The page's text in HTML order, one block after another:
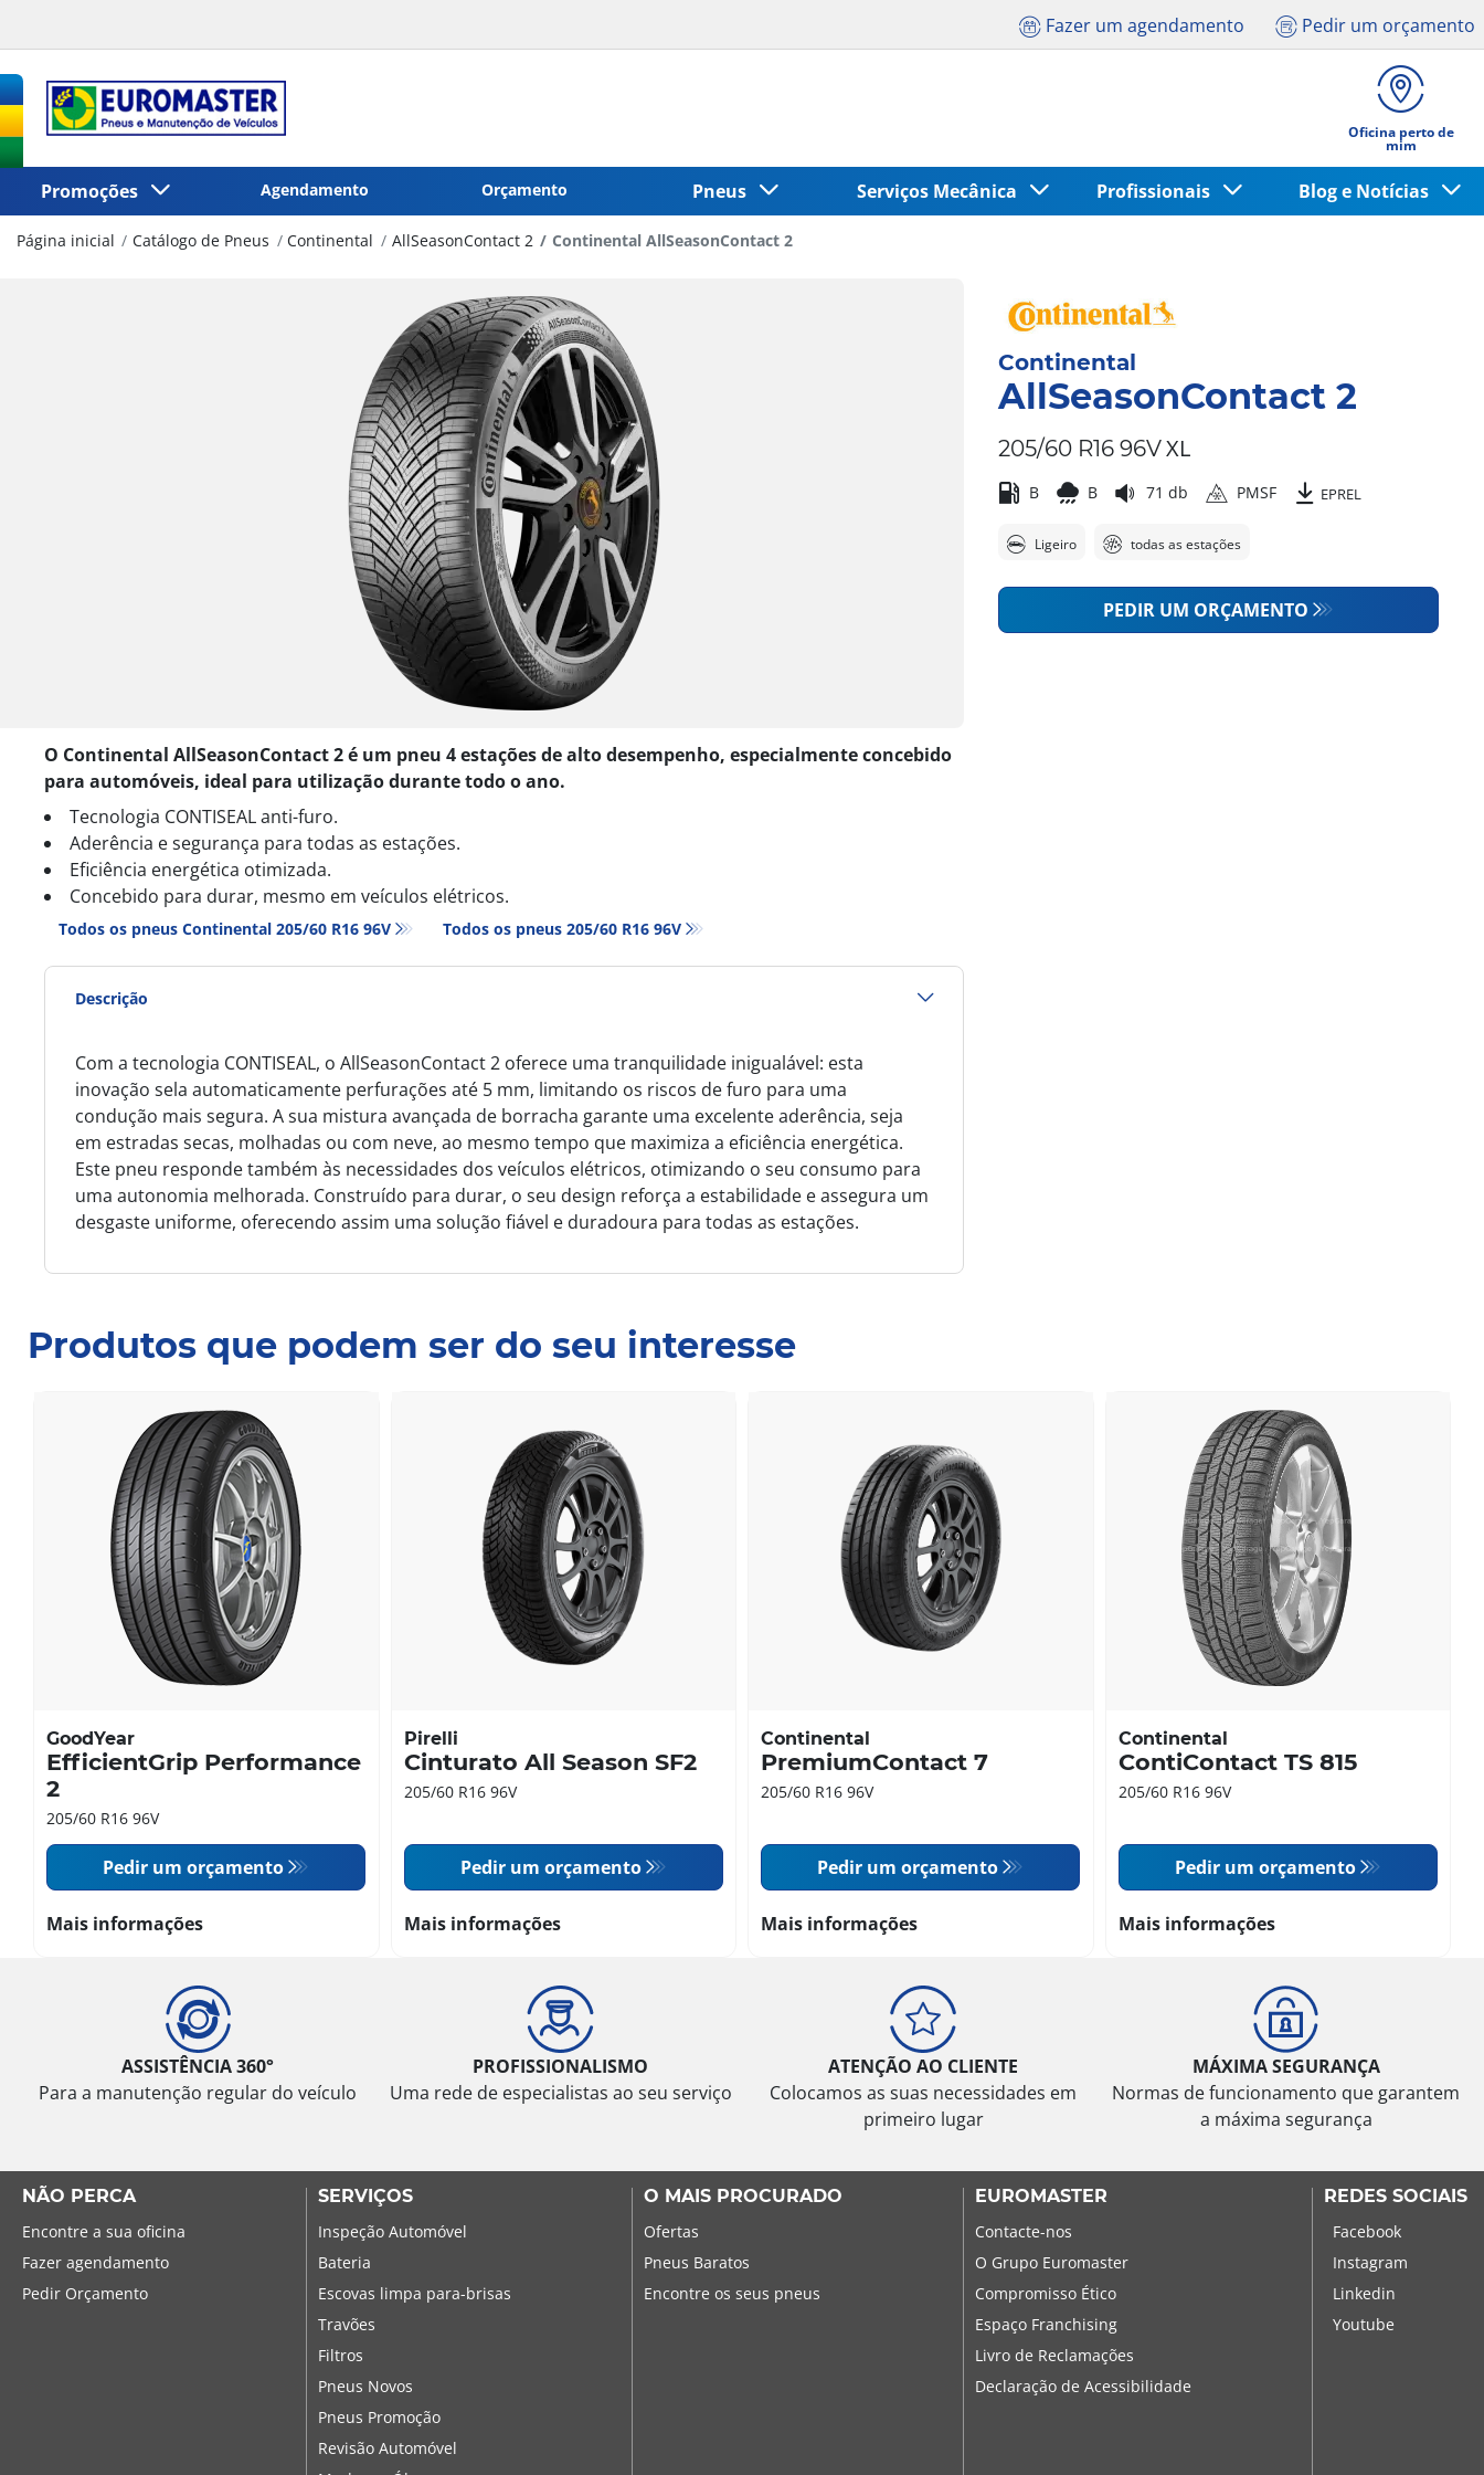
Fazer um agendamento Pedir um orçamento
Oficina perto de
mim
Promoções Agendamento Orçamento Pneus Serviços Mecânica Profissionais Blog e Notícias
Página inicial Catálogo de Pneus Continental AllSeasonContact 2 Continental AllSeasonContact 2
O Continental AllSeasonContact 2 é um pneu 4 estações de alto desempenho, especialmente concebido
para automóveis, ideal para utilização durante todo o ano.
Tecnologia CONTISEAL anti-furo.
Aderência e segurança para todas as estações.
Eficiência energética otimizada.
Concebido para durar, mesmo em veículos elétricos.
Todos os pneus Continental 205/60 R16 96V Todos os pneus‎ 205/60 R16 96V
Descrição
Com a tecnologia CONTISEAL, o AllSeasonContact 2 oferece uma tranquilidade inigualável: esta
inovação sela automaticamente perfurações até 5 mm, limitando os riscos de furo para uma
condução mais segura. A sua mistura avançada de borracha garante uma excelente aderência, seja
em estradas secas, molhadas ou com neve, ao mesmo tempo que maximiza a eficiência energética.
Este pneu responde também às necessidades dos veículos elétricos, otimizando o seu consumo para
uma autonomia melhorada. Construído para durar, o seu design reforça a estabilidade e assegura um
desgaste uniforme, oferecendo assim uma solução fiável e duradoura para todas as estações.
Continental
AllSeasonContact 2
205/60 R16 96VXL
B B 71 db PMSF EPREL
Ligeiro todas as estações
PEDIR UM ORÇAMENTO
Produtos que podem ser do seu interesse
GoodYear
EfficientGrip Performance
2
205/60 R16 96V
Pedir um orçamento
Mais informações
Pirelli
Cinturato All Season SF2
205/60 R16 96V
Pedir um orçamento
Mais informações
Continental
PremiumContact 7
205/60 R16 96V
Pedir um orçamento
Mais informações
Continental
ContiContact TS 815
205/60 R16 96V
Pedir um orçamento
Mais informações
ASSISTÊNCIA 360°
Para a manutenção regular do veículo
PROFISSIONALISMO
Uma rede de especialistas ao seu serviço
ATENÇÃO AO CLIENTE
Colocamos as suas necessidades em
primeiro lugar
MÁXIMA SEGURANÇA
Normas de funcionamento que garantem
a máxima segurança
NÃO PERCA
Encontre a sua oficina
Fazer agendamento
Pedir Orçamento
SERVIÇOS
Inspeção Automóvel
Bateria
Escovas limpa para-brisas
Travões
Filtros
Pneus Novos
Pneus Promoção
Revisão Automóvel
O MAIS PROCURADO
Ofertas
Pneus Baratos
Encontre os seus pneus
EUROMASTER
Contacte-nos
O Grupo Euromaster
Compromisso Ético
Espaço Franchising
Livro de Reclamações
Declaração de Acessibilidade
REDES SOCIAIS
Facebook
Instagram
Linkedin
Youtube